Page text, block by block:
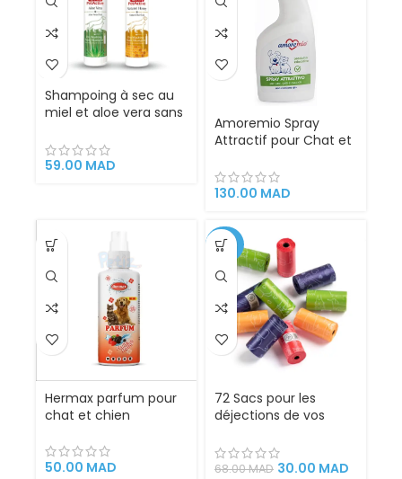
Shampoing à sec au
miel et aloe vera sans
chien – Bio PetActive
– 200 ml
59.00 MAD
Amoremio Spray
Attractif pour Chat et
130.00 MAD
Hermax parfum pour
chat et chien
50.00 MAD
-56%
72 Sacs pour les
déjections de vos
68.00MAD 30.00 MAD